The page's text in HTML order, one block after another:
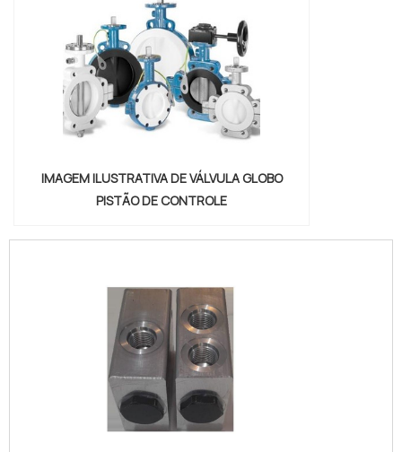
IMAGEM ILUSTRATIVA DE VÁLVULA GLOBO
PISTÃO DE CONTROLE